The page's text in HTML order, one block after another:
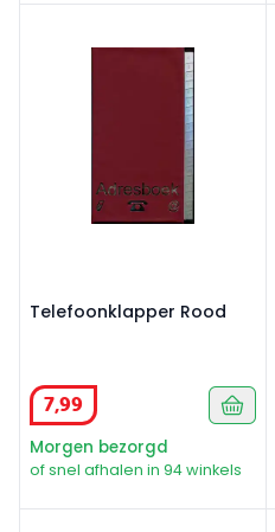
Telefoonklapper Rood
7,99
Morgen bezorgd
of snel afhalen in 94 winkels